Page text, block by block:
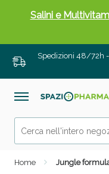
Spedizioni 48/72h
Home Jungle
Salini e